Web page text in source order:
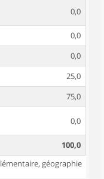
0,0
0,0
0,0
25,0
75,0
0,0
100,0
géographie